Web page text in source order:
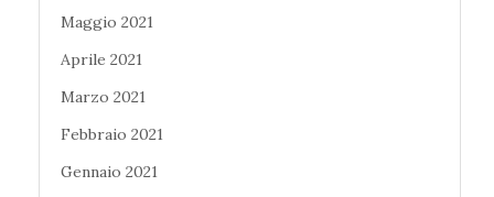
Maggio 2021
Aprile 2021
Marzo 2021
Febbraio 2021
Gennaio 2021